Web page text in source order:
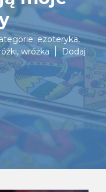
ezoteryka,
, wróżka
Dodaj
wyglądają
wróżby